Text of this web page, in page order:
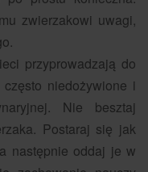
zwierzakowi uwagi,
przyprowadzają do
niedożywione i
Nie besztaj
Postaraj się jak
następnie oddaj je w